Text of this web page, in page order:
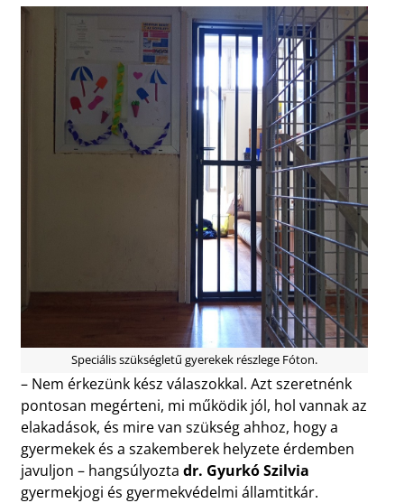
Speciális szükségletű gyerekek részlege Fóton.
– Nem érkezünk kész válaszokkal. Azt szeretnénk
pontosan megérteni, mi működik jól, hol vannak az
elakadások, és mire van szükség ahhoz, hogy a
gyermekek és a szakemberek helyzete érdemben
javuljon – hangsúlyozta dr. Gyurkó Szilvia
gyermekjogi és gyermekvédelmi államtitkár.